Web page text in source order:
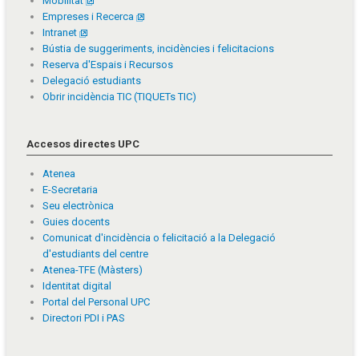
Empreses i Recerca
Intranet
Bústia de suggeriments, incidències i felicitacions
Reserva d'Espais i Recursos
Delegació estudiants
Obrir incidència TIC (TIQUETs TIC)
Accesos directes UPC
Atenea
E-Secretaria
Seu electrònica
Guies docents
Comunicat d'incidència o felicitació a la Delegació
d'estudiants del centre
Atenea-TFE (Màsters)
Identitat digital
Portal del Personal UPC
Directori PDI i PAS